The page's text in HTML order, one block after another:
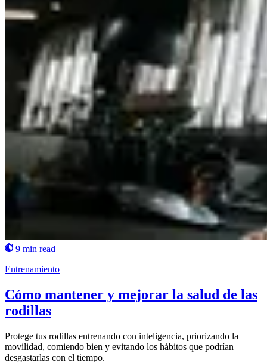
9 min read
Entrenamiento
Cómo mantener y mejorar la salud de las
rodillas
Protege tus rodillas entrenando con inteligencia, priorizando la
movilidad, comiendo bien y evitando los hábitos que podrían
desgastarlas con el tiempo.